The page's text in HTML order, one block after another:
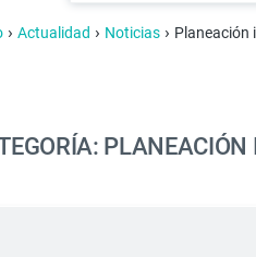
› Actualidad › Noticias › Planeación